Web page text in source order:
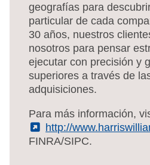
geografías para
particular de cada
30 años, nuestros
nosotros para pensar
ejecutar con precisión y
superiores a través de
adquisiciones.
Para más información,
(External)
http://
FINRA/SIPC.